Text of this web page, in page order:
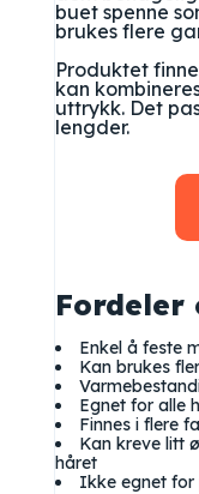
buet spenne
brukes flere
Produktet
kan
uttrykk. Det
lengder.
Fordeler
Enkel å feste
Kan brukes
Egnet for alle
Finnes i flere
Kan kreve litt
håret
Ikke egnet for